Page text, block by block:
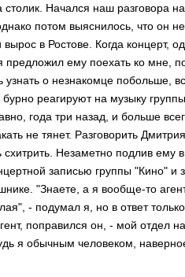
столик. Начался наш разговора
потом выяснилось, что он
в Ростове. Когда концерт,
предложил ему поехать ко мне,
о незнакомце побольше,
реагируют на музыку
года три назад, и больше
не тянет. Разговорить
Незаметно подлив ему
записью группы "Кино"
"Знаете, а я вообще-то
- подумал я, но в ответ
поправился он, - мой отдел
я обычным человеком,